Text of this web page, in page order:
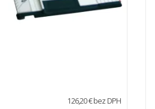
126,20 € bez DPH